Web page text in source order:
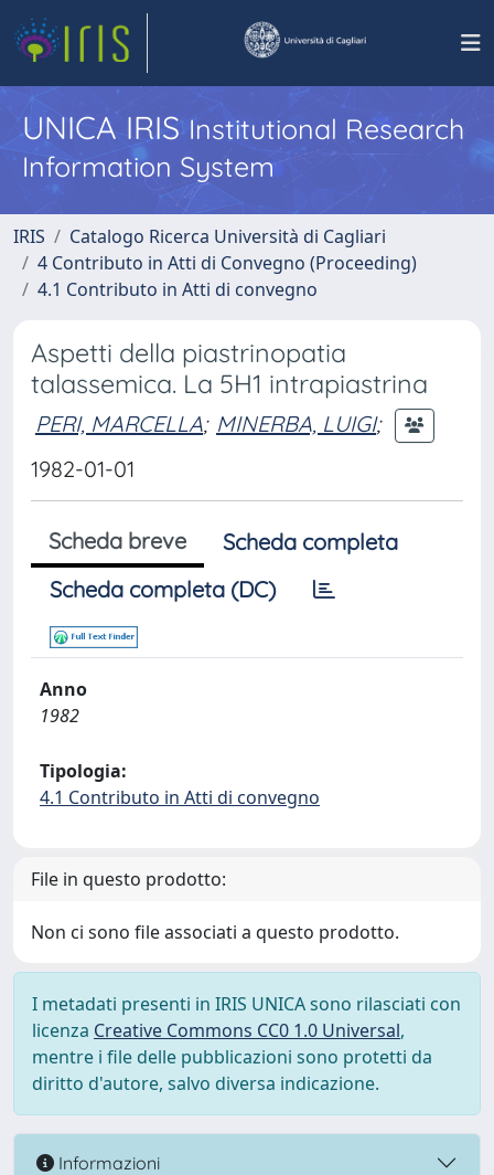
UNICA IRISInstitutional Research
Information System
IRIS
Catalogo Ricerca Università di Cagliari
4 Contributo in Atti di Convegno (Proceeding)
4.1 Contributo in Atti di convegno
Aspetti della piastrinopatia
talassemica. La 5H1 intrapiastrina
PERI, MARCELLA; MINERBA, LUIGI;
1982-01-01
Scheda breve
Scheda completa
Scheda completa (DC)
Anno
1982
Tipologia:
4.1 Contributo in Atti di convegno
File in questo prodotto:
Non ci sono file associati a questo prodotto.
I metadati presenti in IRIS UNICA sono rilasciati con
licenza Creative Commons CC0 1.0 Universal,
mentre i file delle pubblicazioni sono protetti da
diritto d'autore, salvo diversa indicazione.
Informazioni